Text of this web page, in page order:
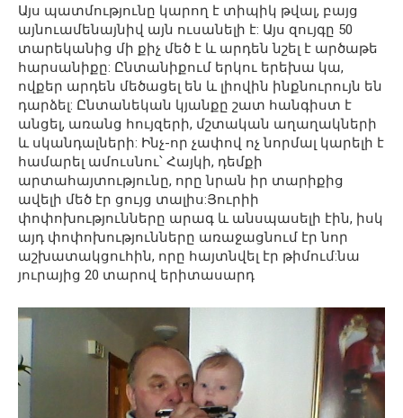
Այս պատմությունը կարող է տիպիկ թվալ, բայց
այնուամենայնիվ այն ուսանելի է: Այս զույգը 50
տարեկանից մի քիչ մեծ է և արդեն նշել է արծաթե
հարսանիքը: Ընտանիքում երկու երեխա կա,
ովքեր արդեն մեծացել են և լիովին ինքնուրույն են
դարձել: Ընտանեկան կյանքը շատ հանգիստ է
անցել, առանց հույզերի, մշտական աղաղակների
և սկանդալների: Ինչ-որ չափով ոչ նորմալ կարելի է
համարել ամուսնու՝ Հայկի, դեմքի
արտահայտությունը, որը նրան իր տարիքից
ավելի մեծ էր ցույց տալիս:Յուրիի
փոփոխությունները արագ և անսպասելի էին, իսկ
այդ փոփոխությունները առաջացնում էր նոր
աշխատակցուհին, որը հայտնվել էր թիմում:նա
յուրայից 20 տարով երիտասարդ